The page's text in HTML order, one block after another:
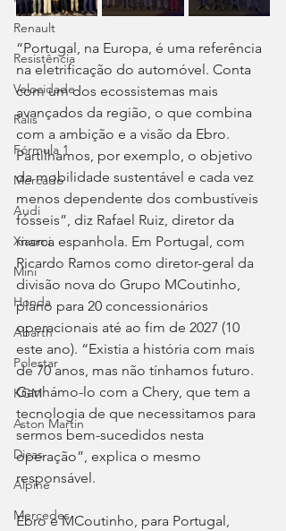
Renault
Resistência
Velocidade
Ralis
Fórmula 1
Mercado
Audi
Xiaomi
Mini
Honda
Abarth
Polestar
KGM
Aston Martin
Dicas
Alpine
Mercedes
“Portugal, na Europa, é uma referência
na eletrificação do automóvel. Conta
com um dos ecossistemas mais
avançados da região, o que combina
com a ambição e a visão da Ebro.
Partilhamos, por exemplo, o objetivo
da mobilidade sustentável e cada vez
menos dependente dos combustíveis
fósseis”, diz Rafael Ruiz, diretor da
marca espanhola. Em Portugal, com
Ricardo Ramos como diretor-geral da
divisão nova do Grupo MCoutinho,
plano para 20 concessionários
operacionais até ao fim de 2027 (10
este ano). “Existia a história com mais
de 70 anos, mas não tínhamos futuro.
Ganhámo-lo com a Chery, que tem a
tecnologia de que necessitamos para
sermos bem-sucedidos nesta
operação”, explica o mesmo
responsável.
Ebro e MCoutinho, para Portugal,